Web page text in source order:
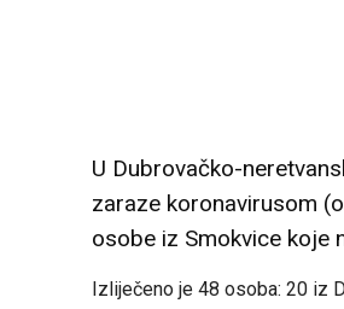
U Dubrovačko-
zaraze koronavirusom
osobe iz Smokvice koje
Izliječeno je 48 osoba: 20 iz